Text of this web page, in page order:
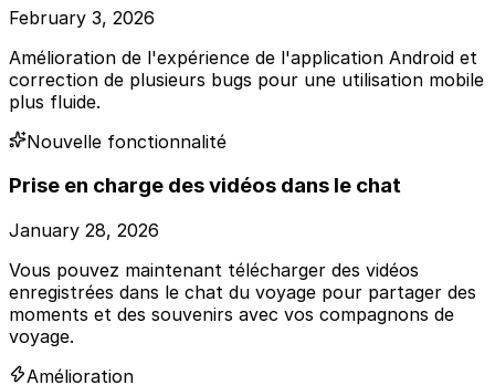
February 3, 2026
Amélioration de l'expérience de l'application Android et
correction de plusieurs bugs pour une utilisation mobile
plus fluide.
Nouvelle fonctionnalité
Prise en charge des vidéos dans le chat
January 28, 2026
Vous pouvez maintenant télécharger des vidéos
enregistrées dans le chat du voyage pour partager des
moments et des souvenirs avec vos compagnons de
voyage.
Amélioration